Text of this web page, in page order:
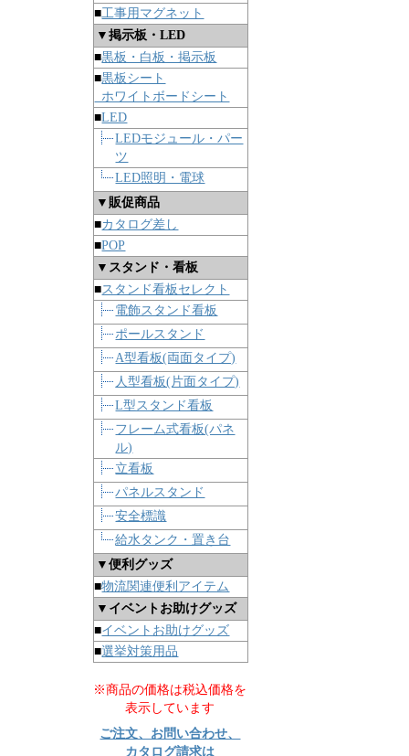
■工事用マグネット
▼掲示板・LED
■黒板・白板・掲示板
■黒板シート
ホワイトボードシート
■LED
LEDモジュール・パー
ツ
LED照明・電球
▼販促商品
■カタログ差し
■POP
▼スタンド・看板
■スタンド看板セレクト
電飾スタンド看板
ポールスタンド
A型看板(両面タイプ)
人型看板(片面タイプ)
L型スタンド看板
フレーム式看板(パネ
ル)
立看板
パネルスタンド
安全標識
給水タンク・置き台
▼便利グッズ
■物流関連便利アイテム
▼イベントお助けグッズ
■イベントお助けグッズ
■選挙対策用品
※商品の価格は税込価格を
表示しています
ご注文、お問い合わせ、
カタログ請求は